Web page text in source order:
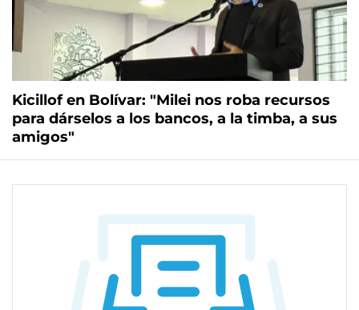
Kicillof en Bolívar: "Milei nos roba recursos
para dárselos a los bancos, a la timba, a sus
amigos"